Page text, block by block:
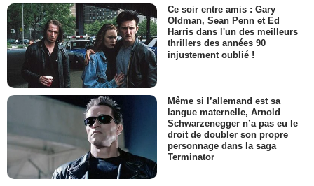
Ce soir entre amis : Gary
Oldman, Sean Penn et Ed
Harris dans l'un des meilleurs
thrillers des années 90
injustement oublié !
Même si l’allemand est sa
langue maternelle, Arnold
Schwarzenegger n’a pas eu le
droit de doubler son propre
personnage dans la saga
Terminator